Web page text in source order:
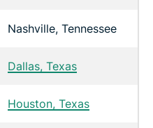
Nashville, Tennessee
Dallas, Texas
Houston, Texas